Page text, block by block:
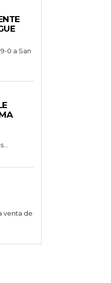
0 a San
venta de